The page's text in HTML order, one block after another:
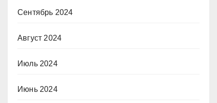
Сентябрь 2024
Август 2024
Июль 2024
Июнь 2024